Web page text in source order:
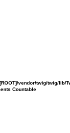
[ROOT]/vendor/twig/twig/lib/
Countable